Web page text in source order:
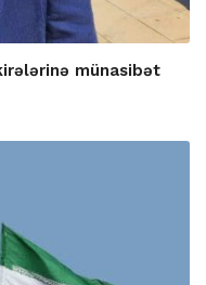
münasibət